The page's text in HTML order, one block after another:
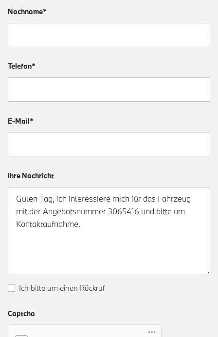
Nachname*
Telefon*
E-Mail*
Ihre Nachricht
Ich bitte um einen Rückruf
Captcha